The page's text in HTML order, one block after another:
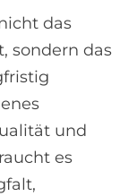
das
sondern das
und
es